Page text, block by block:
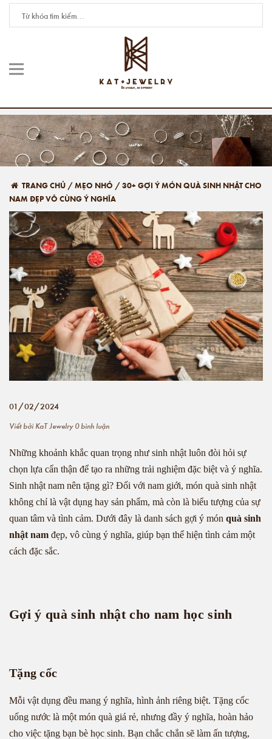
TRANG CHỦ /MẸO NHỎ /30+ GỢI Ý MÓN QUÀ SINH NHẬT CHO
NAM ĐẸP VÔ CÙNG Ý NGHĨA
01/02/2024
Viết bởi KaT Jewelry0 bình luận
Những khoảnh khắc quan trọng như sinh nhật luôn đòi hỏi sự
chọn lựa cẩn thận để tạo ra những trải nghiệm đặc biệt và ý nghĩa.
Sinh nhật nam nên tặng gì? Đối với nam giới, món quà sinh nhật
không chỉ là vật dụng hay sản phẩm, mà còn là biểu tượng của sự
quan tâm và tình cảm. Dưới đây là danh sách gợi ý món quà sinh
nhật nam đẹp, vô cùng ý nghĩa, giúp bạn thể hiện tình cảm một
cách đặc sắc.
Gợi ý quà sinh nhật cho nam học sinh
Tặng cốc
Mỗi vật dụng đều mang ý nghĩa, hình ảnh riêng biệt. Tặng cốc
uống nước là một món quà giá rẻ, nhưng đầy ý nghĩa, hoàn hảo
cho việc tặng bạn bè học sinh. Bạn chắc chắn sẽ làm ấn tượng,